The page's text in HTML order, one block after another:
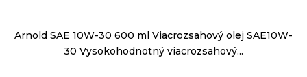
Arnold SAE 10W-30 600 ml Viacrozsahový olej SAE10W-
30 Vysokohodnotný viacrozsahový...